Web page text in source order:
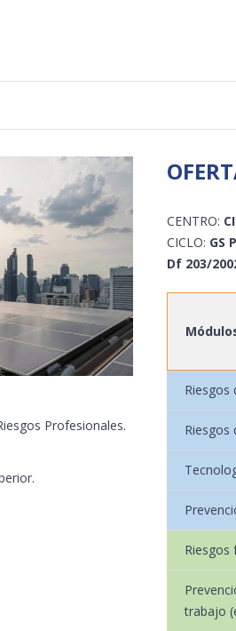
Profesionales.
CENTRO:
CICLO: GS
Df 203/
Riesgos
Riesgos
Riesgos
trabajo